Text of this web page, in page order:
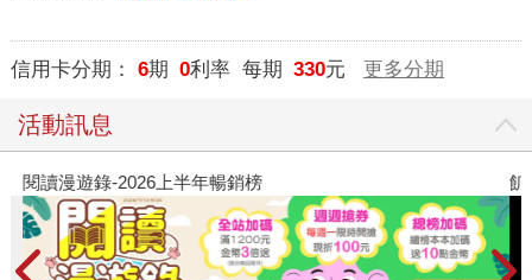
信用卡分期： 6期 0利率 每期 330元 更多分期
活動訊息
閱讀漫遊錄-2026上半年暢銷榜 飢